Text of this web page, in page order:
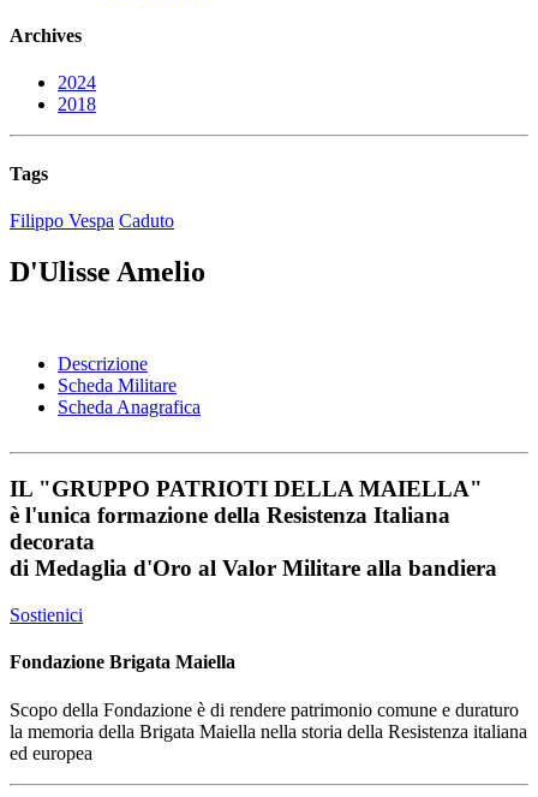
Archives
2024
2018
Tags
Filippo Vespa Caduto
D'Ulisse Amelio
Descrizione
Scheda Militare
Scheda Anagrafica
IL "GRUPPO PATRIOTI DELLA MAIELLA"
è l'unica formazione della Resistenza Italiana
decorata
di Medaglia d'Oro al Valor Militare alla bandiera
Sostienici
Fondazione Brigata Maiella
Scopo della Fondazione è di rendere patrimonio comune e duraturo
la memoria della Brigata Maiella nella storia della Resistenza italiana
ed europea